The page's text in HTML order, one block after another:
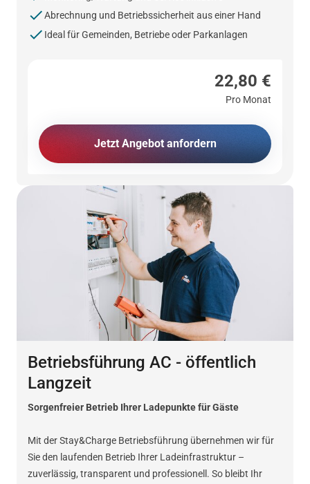
Abrechnung und Betriebssicherheit aus einer Hand
Ideal für Gemeinden, Betriebe oder Parkanlagen
22,80 €
Pro Monat
Jetzt Angebot anfordern
Betriebsführung AC - öffentlich
Langzeit
Sorgenfreier Betrieb Ihrer Ladepunkte für Gäste
Mit der Stay&Charge Betriebsführung übernehmen wir für
Sie den laufenden Betrieb Ihrer Ladeinfrastruktur –
zuverlässig, transparent und professionell. So bleibt Ihr